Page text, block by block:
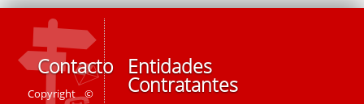
Contacto
Copyright ©
Entidades
Contratantes